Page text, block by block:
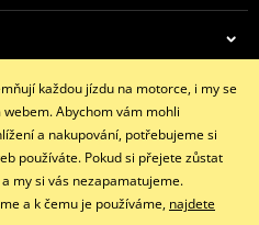
CE certifikované chrániče
nás
motopoint.cz
- 16:30)
každou jízdu na motorce, i my se
Abychom vám mohli
a nakupování, potřebujeme si
používáte. Pokud si přejete zůstat
my si vás nezapamatujeme.
a k čemu je používáme, najdete